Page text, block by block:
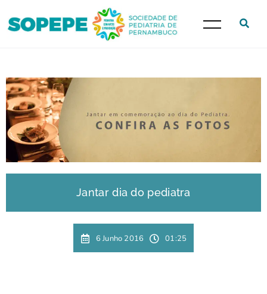
Jantar dia do pediatra
6 Junho 2016 01:25